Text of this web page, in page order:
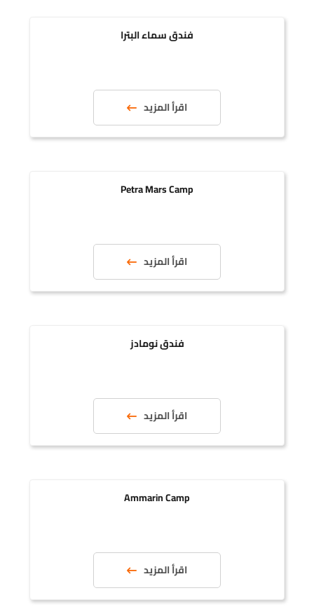
فندق سماء البترا
اقرأ المزيد
Petra Mars Camp
اقرأ المزيد
فندق نومادز
اقرأ المزيد
Ammarin Camp
اقرأ المزيد